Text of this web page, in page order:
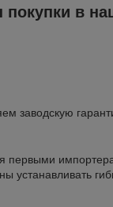
в
заводскую
первыми
устанавливать